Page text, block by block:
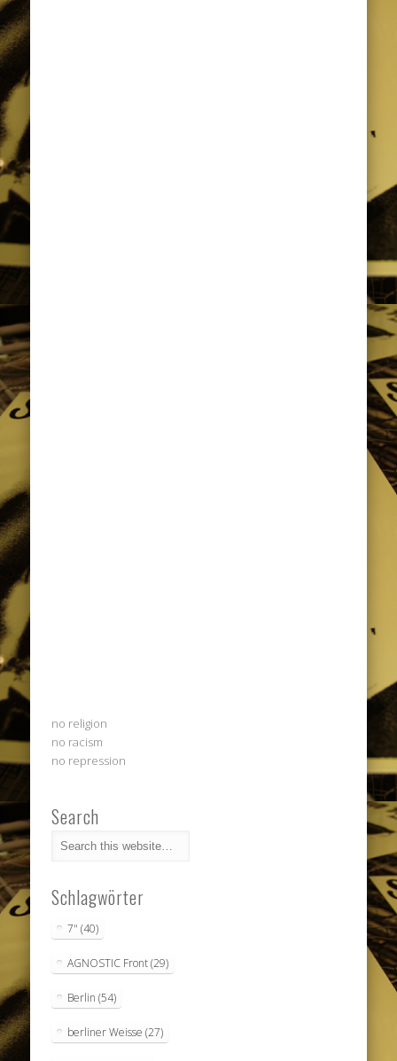
no religion
no racism
no repression
Search
Schlagwörter
7" (40)
AGNOSTIC Front(29)
Berlin (54)
berliner Weisse (27)